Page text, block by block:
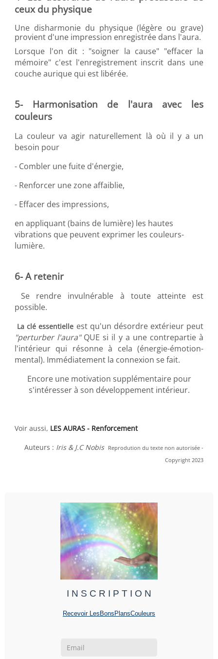
ceux du physique
Une disharmonie du physique (légère ou grave)
provient d'une impression enregistrée dans l'aura.
Lorsque l'on dit : "soigner la cause" "effacer la
mémoire" c'est l'enregistrement inscrit dans une
couche aurique qui est libérée.
5- Harmonisation de l'aura avec les
couleurs
La couleur va agir naturellement là où il y a un
besoin pour
- Combler une fuite d'énergie,
- Renforcer une zone affaiblie,
- Effacer des impressions,
en appliquant (bains de lumière) les hautes
vibrations que peuvent exprimer les couleurs-
lumière.
6- A retenir
Se rendre invulnérable à toute atteinte est
possible.
La clé essentielle est qu'un désordre extérieur peut
"perturber l'aura"QUE si il y a une contrepartie à
l'intérieur qui résonne à cela (énergie-émotion-
mental). Immédiatement la connexion se fait.
Encore une motivation supplémentaire pour
s'intéresser à son développement intérieur.
Voir aussi, LES AURAS - Renforcement
Auteurs : Iris & J.C Nobis
Reprodution du texte non autorisée -
Copyright 2023
I N S C R I P T I O N
Recevoir LesBonsPlansCouleurs